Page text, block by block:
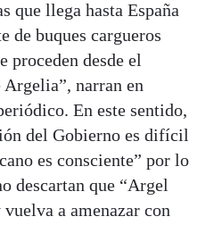
que llega hasta España
de buques cargueros
proceden desde el
Argelia”, narran en
En este sentido,
del Gobierno es difícil
es consciente” por lo
descartan que “Argel
a amenazar con